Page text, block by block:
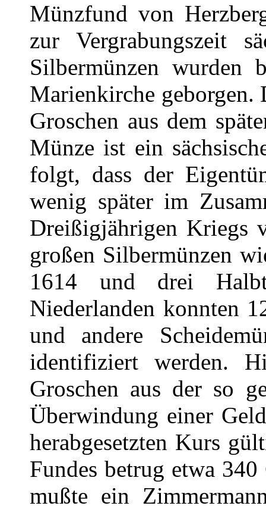
Münzfund von
zur Vergrabungszeit
Silbermünzen wurden
Marienkirche geborgen.
Groschen aus dem
Münze ist ein
folgt, dass der
wenig später im
Dreißigjährigen Kriegs
großen Silbermünzen
1614 und drei
Niederlanden konnten
und andere
identifiziert werden.
Groschen aus der so
Überwindung einer
herabgesetzten Kurs
Fundes betrug etwa
mußte ein